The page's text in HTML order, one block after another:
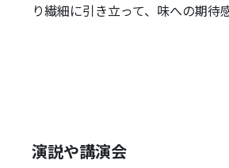
り繊細に引き立って、味への期待
演説や講演会